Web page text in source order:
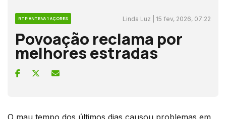
RTP ANTENA 1 AÇORES Linda Luz | 15 fev, 2026, 07:22
Povoação reclama por
melhores estradas
O mau tempo dos últimos dias causou problemas em